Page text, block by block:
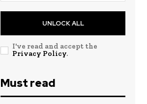
UNLOCK ALL
I've read and accept the
Privacy Policy.
Must read